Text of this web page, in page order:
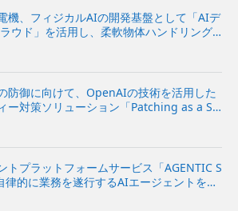
機、フィジカルAIの開発基盤として「AIデ
ウド」を活用し、柔軟物体ハンドリング
と協力し、ロボットの動作データ収集
実機への適用までを効率化～ | 企...
防御に向けて、OpenAIの技術を活用した
ー対策ソリューション「Patching as a Se
業向けに、脆弱性診断から修復方針の策
一気通貫で支援～ | ...
トプラットフォームサービス「AGENTIC S
律的に業務を遂行するAIエージェントを一
用できるプラットフォームを提供～